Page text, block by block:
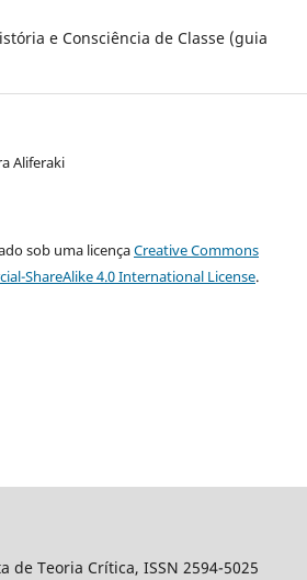
e Consciência de Classe (guia
Aliferaki
sob uma licençaCreative Commons
ShareAlike 4.0 International License.
de Teoria Crítica, ISSN 2594-5025